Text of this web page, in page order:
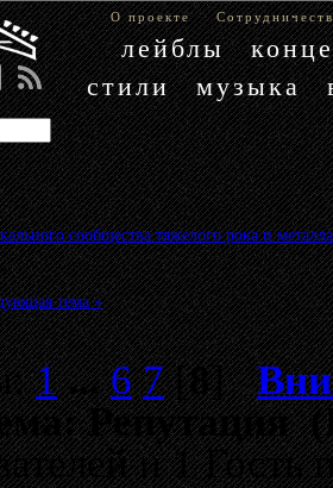
О проекте
лейблы
стили
музыка
сообщества тяжелого рока и металла
тема »
1 ...6 7[8]
Репутация
и 1 Гость